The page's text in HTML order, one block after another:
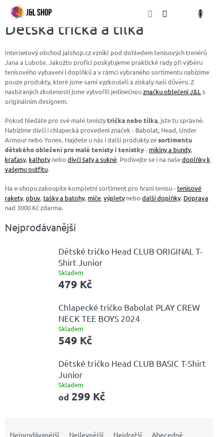
Přejít
obsah
Dětská trička a tílka
Internetový obchod jalshop.czvznikl pod dohledem tenisových trenérů
Jana a Luboše. Jakožto profíci poskytujeme praktické rady při výběru
tenisového vybavení i doplňků a v rámci vybraného sortimentu nabízíme
pouze produkty, které jsme sami vyzkoušeli a získaly naši důvěru. Z
nasbíranýchzkušeností jsme vytvořili jedinečnouznačku oblečení J&L s
originálním designem.
Pokud hledáte pro své malé tenistytrička nebo tílka, jste tu správně.
Nabízíme dívčí i chlapecká provedení značek - Babolat, Head, Under
Armour nebo Yonex. Najdete u nás i další produkty zesortimentu
dětského oblečení pro malé tenisty i tenistky- mikiny a bundy,
kraťasy, kalhotynebo dívčí šaty a sukně. Podívejte se i na našedoplňky k
vašemu outfitu.
Na e-shopu zakoupíte kompletní sortiment pro hraní tenisu - tenisové
rakety,obuv, tašky a batohy, míče,výpletynebo další doplňky. Doprava
nad 3000 Kč zdarma.
Nejprodávanější
Dětské tričko Head CLUB ORIGINAL T-
Shirt Junior
Skladem
479 Kč
Chlapecké tričko Babolat PLAY CREW
NECK TEE BOYS 2024
Skladem
549 Kč
Dětské tričko Head CLUB BASIC T-Shirt
Junior
Skladem
od 299 Kč
Nejprodávanější Nejlevnější Nejdražší Abecedně